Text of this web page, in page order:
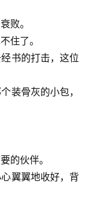
败。
住了。
书的打击，这位
装骨灰的小包，
的伙伴。
翼翼地收好，背